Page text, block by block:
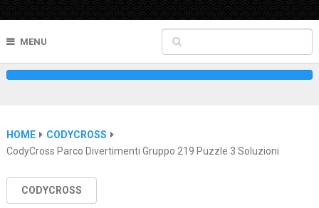
MENU
HOME
CODYCROSS
CodyCross Parco Divertimenti Gruppo 219 Puzzle 3 Soluzioni
CODYCROSS